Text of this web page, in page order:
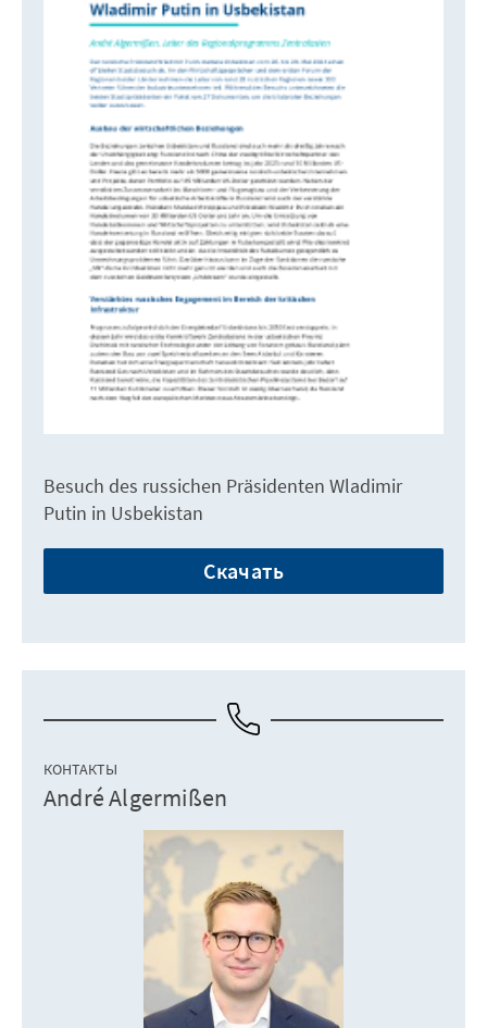
Besuch des russichen Präsidenten Wladimir
Putin in Usbekistan
Скачать
КОНТАКТЫ
André Algermißen